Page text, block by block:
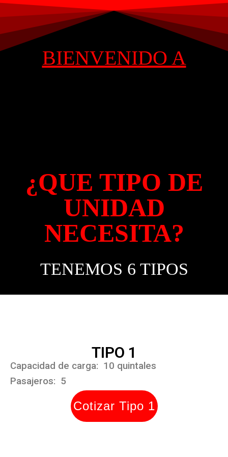
BIENVENIDO A
¿QUE TIPO DE
UNIDAD
NECESITA?
TENEMOS 6 TIPOS
TIPO 1
Capacidad de carga: 10 quintales
Pasajeros: 5
Cotizar Tipo 1